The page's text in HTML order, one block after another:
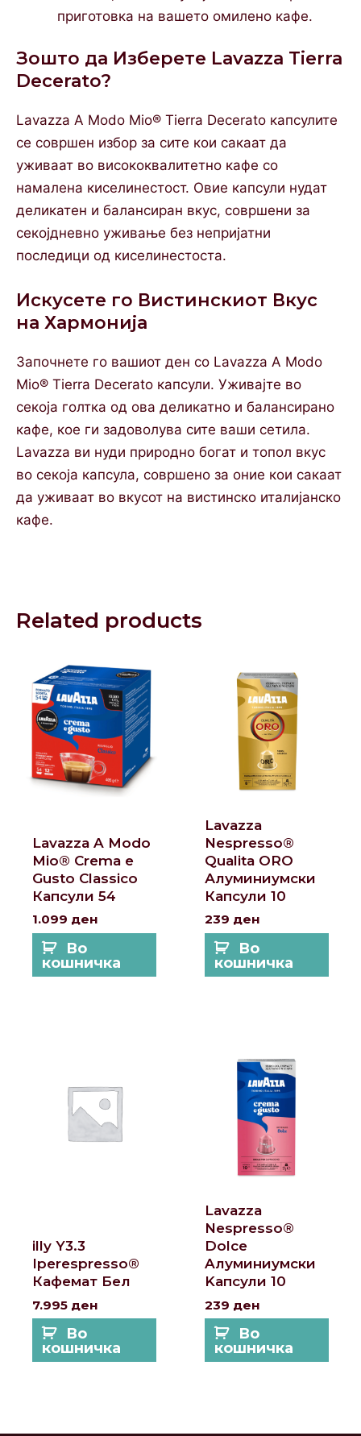
приготовка на вашето омилено кафе.
Зошто да Изберете Lavazza Tierra
Decerato?
Lavazza A Modo Mio® Tierra Decerato капсулите
се совршен избор за сите кои сакаат да
уживаат во висококвалитетно кафе со
намалена киселинестост. Овие капсули нудат
деликатен и балансиран вкус, совршени за
секојдневно уживање без непријатни
последици од киселинестоста.
Искусете го Вистинскиот Вкус
на Хармонија
Започнете го вашиот ден со Lavazza A Modo
Mio® Tierra Decerato капсули. Уживајте во
секоја голтка од ова деликатно и балансирано
кафе, кое ги задоволува сите ваши сетила.
Lavazza ви нуди природно богат и топол вкус
во секоја капсула, совршено за оние кои сакаат
да уживаат во вкусот на вистинско италијанско
кафе.
Related products
Lavazza A Modo
Mio® Crema e
Gusto Classico
Капсули 54
1.099 ден
Во
кошничка
Lavazza
Nespresso®
Qualita ORO
Алуминиумски
Капсули 10
239 ден
Во
кошничка
illy Y3.3
Iperespresso®
Кафемат Бел
7.995 ден
Во
кошничка
Lavazza
Nespresso®
Dolce
Aлуминиумски
Kапсули 10
239 ден
Во
кошничка